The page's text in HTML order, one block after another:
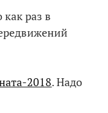
как раз в
2018. Надо